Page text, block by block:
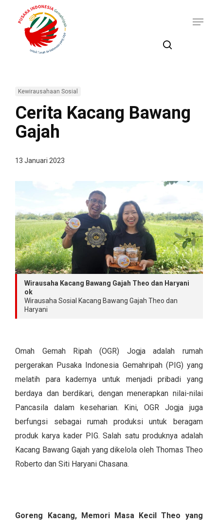
search
Menu
Kewirausahaan Sosial
Cerita Kacang Bawang
Gajah
13 Januari 2023
Wirausaha Kacang Bawang Gajah Theo dan Haryani
ok
Wirausaha Sosial Kacang Bawang Gajah Theo dan
Haryani
Omah Gemah Ripah (OGR) Jogja adalah rumah
pergerakan Pusaka Indonesia Gemahripah (PIG) yang
melatih para kadernya untuk menjadi pribadi yang
berdaya dan berdikari, dengan menerapkan nilai-nilai
Pancasila dalam keseharian. Kini, OGR Jogja juga
berfungsi sebagai rumah produksi untuk beragam
produk karya kader PIG. Salah satu produknya adalah
Kacang Bawang Gajah yang dikelola oleh Thomas Theo
Roberto dan Siti Haryani Chasana.
Goreng Kacang, Memori Masa Kecil Theo yang